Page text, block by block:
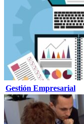
Gestión Empresarial